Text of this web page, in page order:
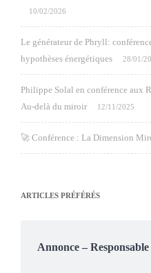
10/02/2026
Le générateur de Phryll:
hypothèses énergétiques
28/01/
Philippe Solal en conférence aux
Au-delà du miroir
12/11/2025
🚀 Conférence : La Dimension
ARTICLES PRÉFÉRÉS
Annonce –